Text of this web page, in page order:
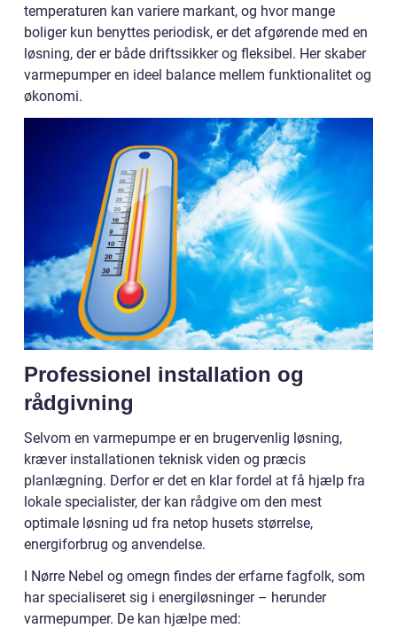
temperaturen kan variere markant, og hvor mange
boliger kun benyttes periodisk, er det afgørende med en
løsning, der er både driftssikker og fleksibel. Her skaber
varmepumper en ideel balance mellem funktionalitet og
økonomi.
Professionel installation og
rådgivning
Selvom en varmepumpe er en brugervenlig løsning,
kræver installationen teknisk viden og præcis
planlægning. Derfor er det en klar fordel at få hjælp fra
lokale specialister, der kan rådgive om den mest
optimale løsning ud fra netop husets størrelse,
energiforbrug og anvendelse.
I Nørre Nebel og omegn findes der erfarne fagfolk, som
har specialiseret sig i energiløsninger – herunder
varmepumper. De kan hjælpe med: